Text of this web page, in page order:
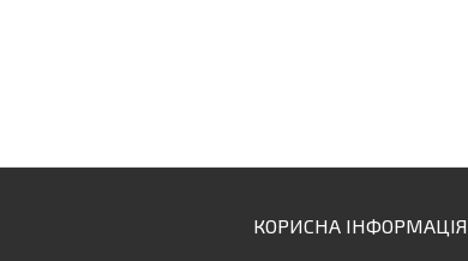
КОРИСНА ІНФОРМАЦІЯ